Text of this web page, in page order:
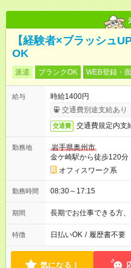
【経験者×ブラッシュ
OK
派遣 ブランクOK WEB登録・
給与
時給1400円
交通費別途支給あり
交通費 交通費規定内支
勤務地
岩手県奥州市
金ケ崎駅から徒歩120分
オフィスワーク系
勤務時間 08:30～17:15
期間 長期でお仕事できる方、
特徴 日払いOK / 履歴書不要
気になる！